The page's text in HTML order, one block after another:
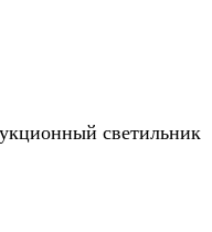
светильник